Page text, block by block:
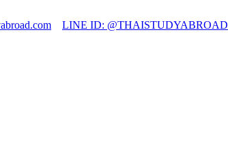
LINE ID: @THAISTUDYABROAD